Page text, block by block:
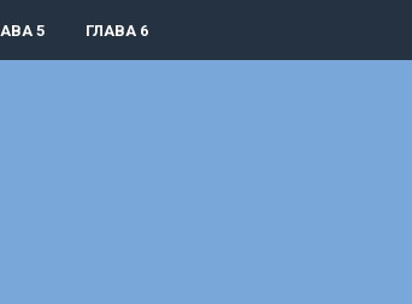
5 ГЛАВА 6